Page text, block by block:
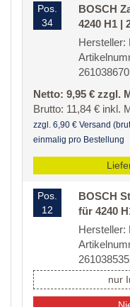
Pos.
34
BOSCH
4240 H1 |
Hersteller:
Netto: 9,95 € zzgl.
Brutto: 11,84 € inkl.
zzgl. 6,90 € Versand
einmalig pro Bestellung
Pos.
12
BOSCH
für 4240
Hersteller:
nur